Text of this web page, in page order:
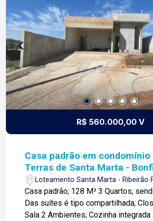
arrojo e a força comercial da
sua principal imobiliária em Ribeirão
R$ 560.000,00 V
Casa padrão em condomínio
Terras de Santa Marta -
Paulista
Loteamento Santa Marta - Ribeirão
Casa padrão; 128 M² 3 Quartos,
Das suítes é tipo compartilhada;
Sala 2 Ambientes; Cozinha integrada